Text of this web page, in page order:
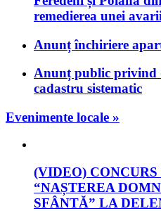
remedierea unei avarii
Anunț închiriere
Anunț public privind
cadastru sistematic
Evenimente locale »
(VIDEO)
“NAȘTEREA
SFÂNTĂ” LA